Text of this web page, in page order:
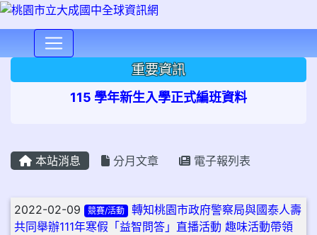
重要資訊
115 學年新生入學正式編班資料
本站消息 分月文章 電子報列表
文章列表
2022-02-09 競賽/活動
轉知桃園市政府警察局與國泰人壽
共同舉辦111年寒假「益智問答」直播活動 趣味活動帶領